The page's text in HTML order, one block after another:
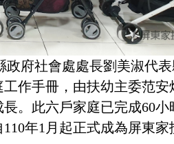
府社會處處長劉美淑代
作手冊，由扶幼主委范安
。此六戶家庭已完成60小
年1月起正式成為屏東家